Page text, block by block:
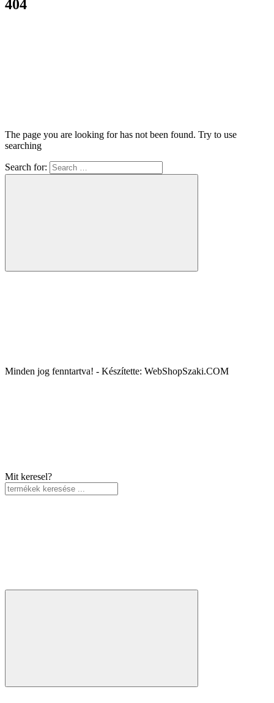
404
The page you are looking for has not been found. Try to use
searching
Search for:
Minden jog fenntartva! - Készítette: WebShopSzaki.COM
Mit keresel?